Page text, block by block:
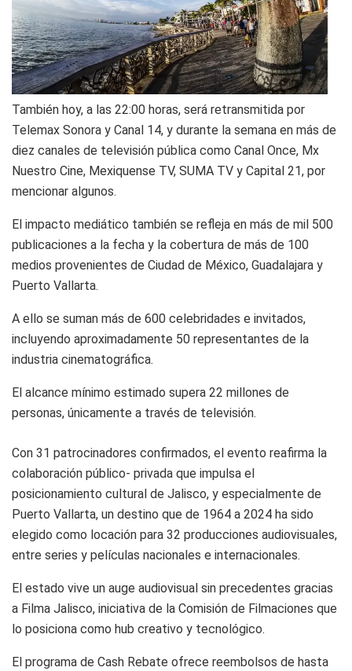
También hoy, a las 22:00 horas, será retransmitida por
Telemax Sonora y Canal 14, y durante la semana en más de
diez canales de televisión pública como Canal Once, Mx
Nuestro Cine, Mexiquense TV, SUMA TV y Capital 21, por
mencionar algunos.
El impacto mediático también se refleja en más de mil 500
publicaciones a la fecha y la cobertura de más de 100
medios provenientes de Ciudad de México, Guadalajara y
Puerto Vallarta.
A ello se suman más de 600 celebridades e invitados,
incluyendo aproximadamente 50 representantes de la
industria cinematográfica.
El alcance mínimo estimado supera 22 millones de
personas, únicamente a través de televisión.
Con 31 patrocinadores confirmados, el evento reafirma la
colaboración público- privada que impulsa el
posicionamiento cultural de Jalisco, y especialmente de
Puerto Vallarta, un destino que de 1964 a 2024 ha sido
elegido como locación para 32 producciones audiovisuales,
entre series y películas nacionales e internacionales.
El estado vive un auge audiovisual sin precedentes gracias
a Filma Jalisco, iniciativa de la Comisión de Filmaciones que
lo posiciona como hub creativo y tecnológico.
El programa de Cash Rebate ofrece reembolsos de hasta